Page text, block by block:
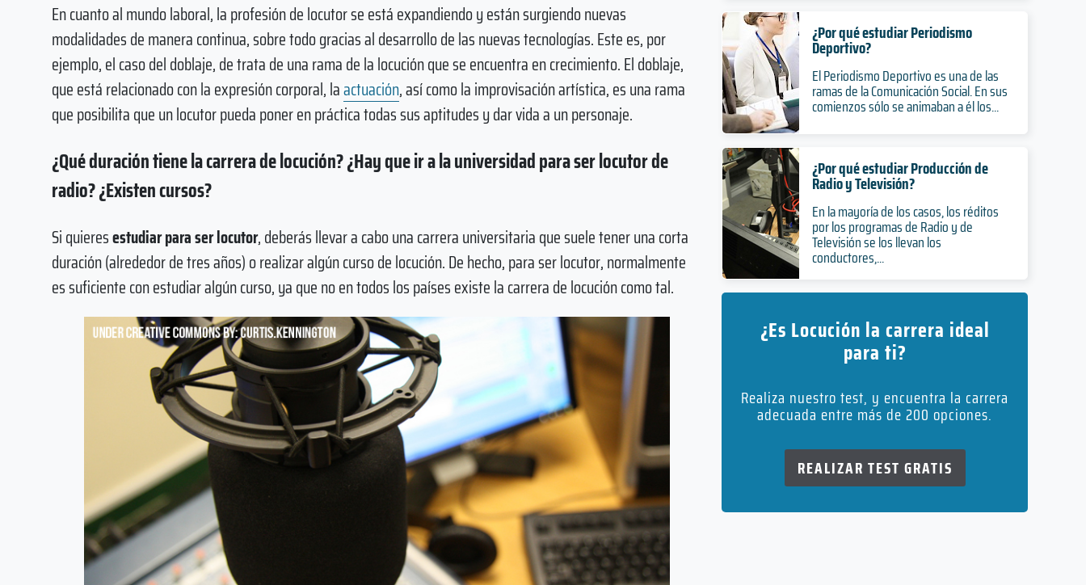
En cuanto al mundo laboral, la profesión de locutor se está expandiendo y están surgiendo nuevas
modalidades de manera continua, sobre todo gracias al desarrollo de las nuevas tecnologías. Este es, por
ejemplo, el caso del doblaje, de trata de una rama de la locución que se encuentra en crecimiento. El doblaje,
que está relacionado con la expresión corporal, laactuación, así como la improvisación artística, es una rama
que posibilita que un locutor pueda poner en práctica todas sus aptitudes y dar vida a un personaje.
¿Qué duración tiene la carrera de locución? ¿Hay que ir a la universidad para ser locutor de
radio? ¿Existen cursos?
Si quieresestudiar para ser locutor, deberás llevar a cabo una carrera universitaria que suele tener una corta
duración (alrededor de tres años) o realizar algún curso de locución. De hecho, para ser locutor, normalmente
es suficiente con estudiar algún curso, ya que no en todos los países existe la carrera de locución como tal.
¿Por qué estudiar Periodismo
Deportivo?
El Periodismo Deportivo es una de las
ramas de la Comunicación Social. En sus
comienzos sólo se animaban a él los...
¿Por qué estudiar Producción de
Radio y Televisión?
En la mayoría de los casos, los réditos
por los programas de Radio y de
Televisión se los llevan los
conductores,...
¿Es Locución la carrera ideal
para ti?
Realiza nuestro test, y encuentra la carrera
adecuada entre más de 200 opciones.
REALIZAR TEST GRATIS